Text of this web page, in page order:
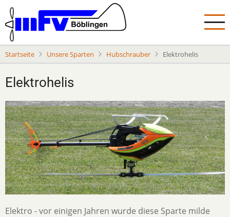
Direkt
zum
Inhalt
Startseite Unsere Sparten Hubschrauber Elektrohelis
Elektrohelis
Elektro - vor einigen Jahren wurde diese Sparte milde